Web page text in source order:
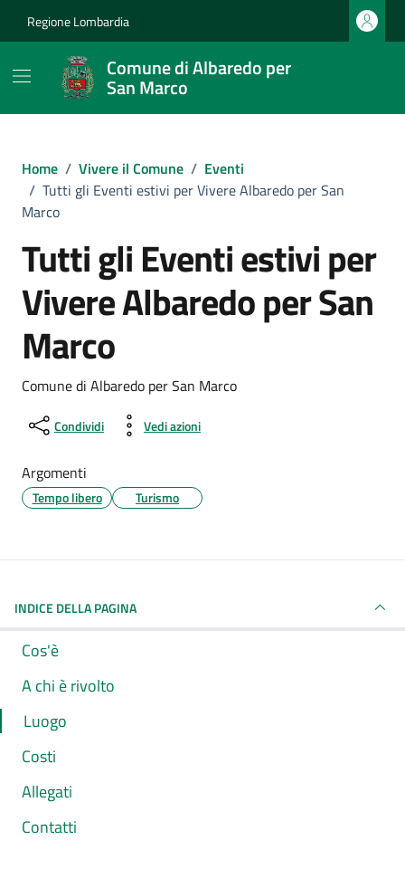
Regione Lombardia
Comune di Albaredo per
San Marco
Home / Vivere il Comune / Eventi
/ Tutti gli Eventi estivi per Vivere Albaredo per San
Marco
Tutti gli Eventi estivi per
Vivere Albaredo per San
Marco
Comune di Albaredo per San Marco
Condividi Vedi azioni
Argomenti
Tempo libero Turismo
INDICE DELLA PAGINA
Cos'è
A chi è rivolto
Luogo
Costi
Allegati
Contatti